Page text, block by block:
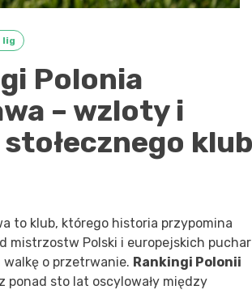
lig
Polonia
– wzloty i
to klub, którego historia przypomina
mistrzostw Polski i europejskich
o przetrwanie. Rankingi Polonii
ponad sto lat oscylowały między